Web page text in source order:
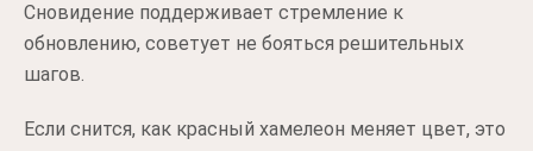
Сновидение поддерживает стремление к
обновлению, советует не бояться решительных
шагов.
Если снится, как красный хамелеон меняет цвет, это